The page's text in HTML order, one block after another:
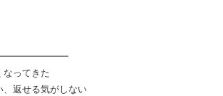
なってきた
、返せる気がしない